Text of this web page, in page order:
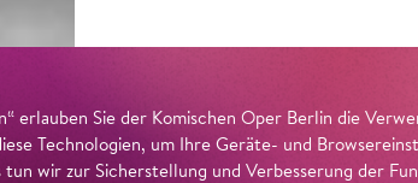
erlauben Sie der Komischen Oper Berlin die
Technologien, um Ihre Geräte- und
wir zur Sicherstellung und Verbesserung der